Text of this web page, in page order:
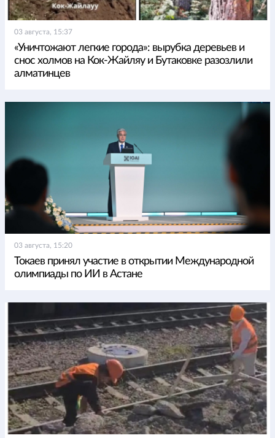
03 августа, 15:37
«Уничтожают легкие города»: вырубка деревьев и
снос холмов на Кок-Жайляу и Бутаковке разозлили
алматинцев
03 августа, 15:20
Токаев принял участие в открытии Международной
олимпиады по ИИ в Астане